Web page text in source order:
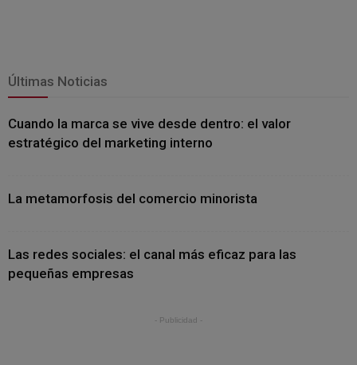
Últimas Noticias
Cuando la marca se vive desde dentro: el valor
estratégico del marketing interno
La metamorfosis del comercio minorista
Las redes sociales: el canal más eficaz para las
pequeñas empresas
- Publicidad -